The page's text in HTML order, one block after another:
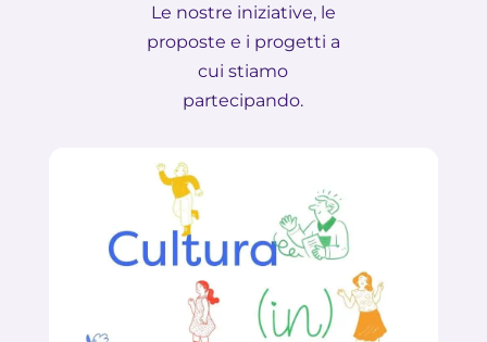
Le nostre iniziative, le
proposte e i progetti a
cui stiamo
partecipando.